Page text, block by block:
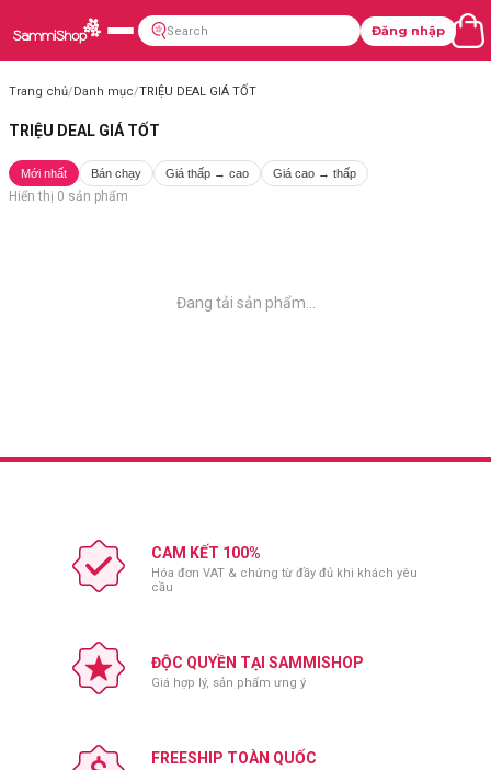
Đăng nhập
Trang chủ/Danh mục/TRIỆU DEAL GIÁ TỐT
TRIỆU DEAL GIÁ TỐT
Mới nhất Bán chạy Giá thấp → cao Giá cao → thấp
Hiển thị 0 sản phẩm
Đang tải sản phẩm...
CAM KẾT 100%
Hóa đơn VAT & chứng từ đầy đủ khi khách yêu
cầu
ĐỘC QUYỀN TẠI SAMMISHOP
Giá hợp lý, sản phẩm ưng ý
FREESHIP TOÀN QUỐC